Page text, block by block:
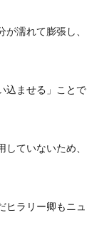
濡れて膨張し、
込ませる」ことで
ていないため、
ヒラリー卿もニュ